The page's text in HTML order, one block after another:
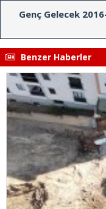
Genç Gelecek
Benzer Haberler